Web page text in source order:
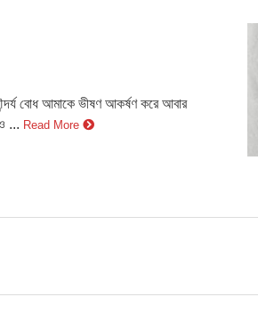
বোধ আমাকে ভীষণ আকর্ষণ করে আবার
... Read More